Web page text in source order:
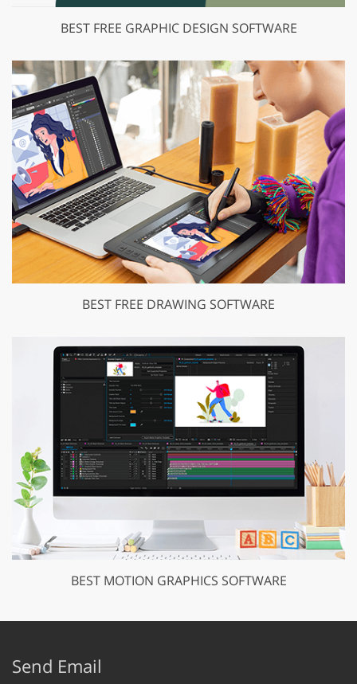
BEST FREE GRAPHIC DESIGN SOFTWARE
BEST FREE DRAWING SOFTWARE
BEST MOTION GRAPHICS SOFTWARE
Send Email